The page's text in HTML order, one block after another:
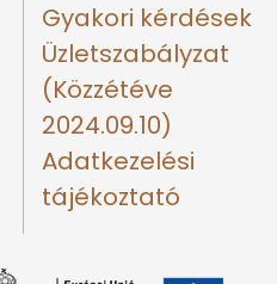
Gyakori kérdések
Üzletszabályzat
(Közzétéve
2024.09.10)
Adatkezelési
tájékoztató